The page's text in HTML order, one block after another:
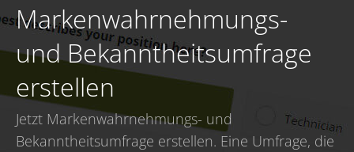
Markenwahrnehmungs-
und Bekanntheitsumfrage
erstellen
Jetzt Markenwahrnehmungs- und
Bekanntheitsumfrage erstellen. Eine Umfrage, die